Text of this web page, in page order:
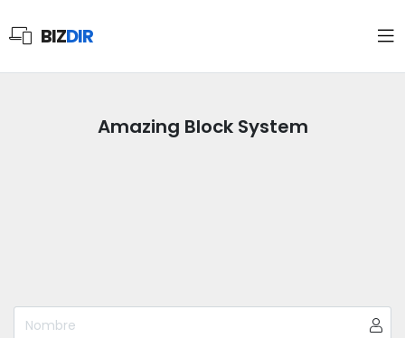
BIZDIR
Amazing Block System